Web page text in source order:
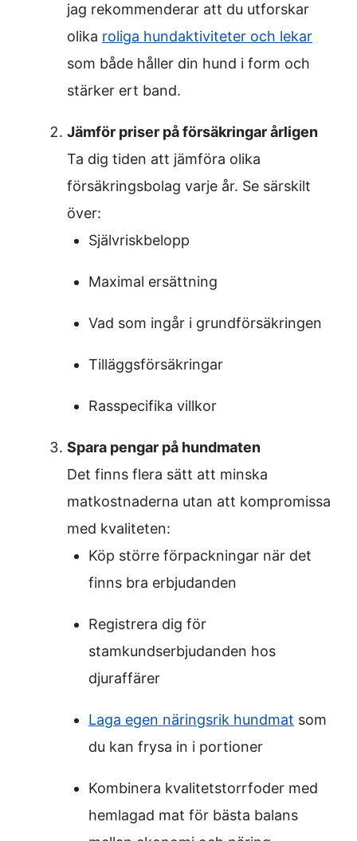
jag rekommenderar att du utforskar
olika roliga hundaktiviteter och lekar
som både håller din hund i form och
stärker ert band.
Jämför priser på försäkringar årligen
Ta dig tiden att jämföra olika
försäkringsbolag varje år. Se särskilt
över:
Självriskbelopp
Maximal ersättning
Vad som ingår i grundförsäkringen
Tilläggsförsäkringar
Rasspecifika villkor
Spara pengar på hundmaten
Det finns flera sätt att minska
matkostnaderna utan att kompromissa
med kvaliteten:
Köp större förpackningar när det
finns bra erbjudanden
Registrera dig för
stamkundserbjudanden hos
djuraffärer
Laga egen näringsrik hundmat som
du kan frysa in i portioner
Kombinera kvalitetstorrfoder med
hemlagad mat för bästa balans